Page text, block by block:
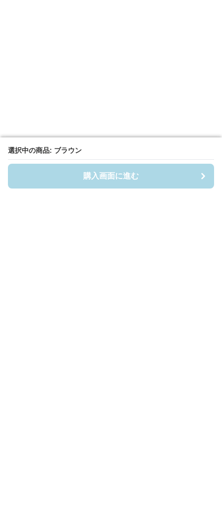
選択中の商品: ブラウン
購入画面に進む
選択中の商品: ブラウン
購入画面に進む